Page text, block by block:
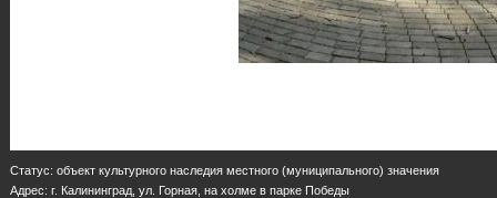
Статус: объект культурного наследия местного (муниципального) значения
Адрес: г. Калининград, ул. Горная, на холме в парке Победы